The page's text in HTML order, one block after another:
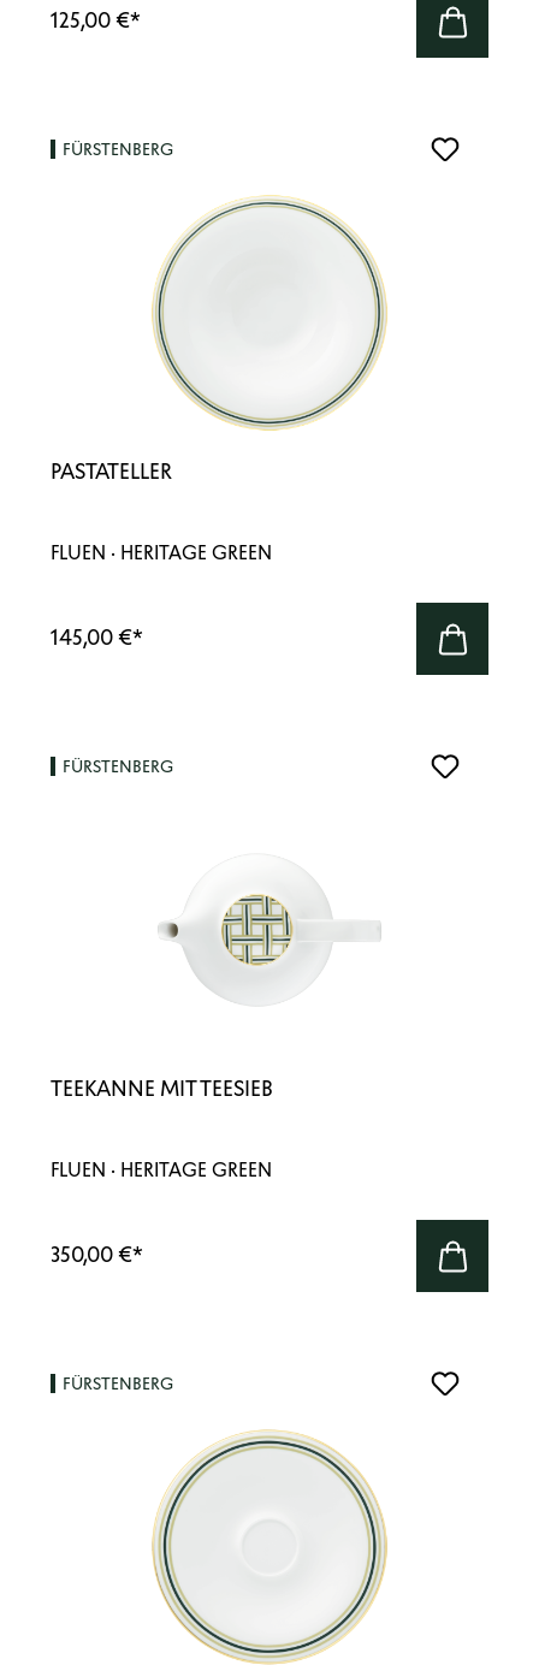
125,00 €*
FÜRSTENBERG
PASTATELLER
FLUEN · HERITAGE GREEN
145,00 €*
FÜRSTENBERG
TEEKANNE MIT TEESIEB
FLUEN · HERITAGE GREEN
350,00 €*
FÜRSTENBERG